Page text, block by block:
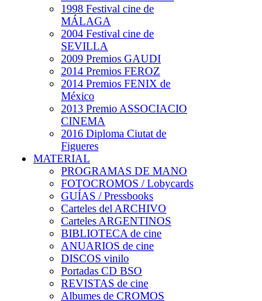
1998 Festival cine de
MÁLAGA
2004 Festival cine de
SEVILLA
2009 Premios GAUDI
2014 Premios FEROZ
2014 Premios FENIX de
México
2013 Premio ASSOCIACIO
CINEMA
2016 Diploma Ciutat de
Figueres
MATERIAL
PROGRAMAS DE MANO
FOTOCROMOS / Lobycards
GUÍAS / Pressbooks
Carteles del ARCHIVO
Carteles ARGENTINOS
BIBLIOTECA de cine
ANUARIOS de cine
DISCOS vinilo
Portadas CD BSO
REVISTAS de cine
Albumes de CROMOS